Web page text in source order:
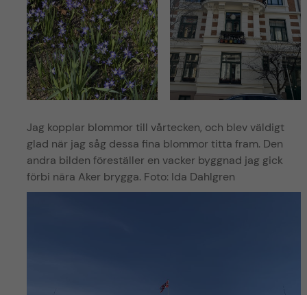
Jag kopplar blommor till vårtecken, och blev väldigt
glad när jag såg dessa fina blommor titta fram. Den
andra bilden föreställer en vacker byggnad jag gick
förbi nära Aker brygga. Foto: Ida Dahlgren